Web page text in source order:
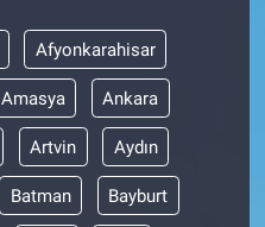
Afyonkarahisar
Amasya Ankara
Artvin Aydın
Batman Bayburt